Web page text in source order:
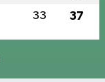
33 37